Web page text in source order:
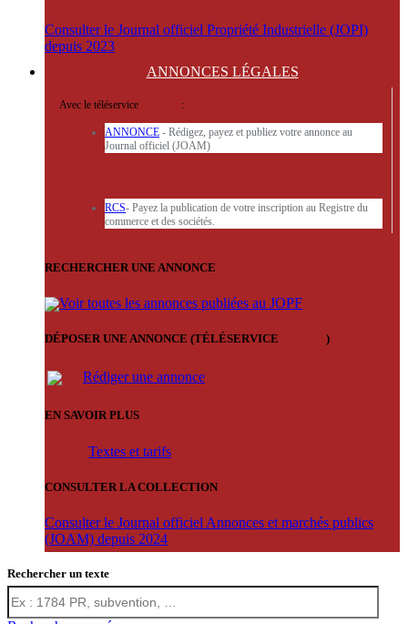
Consulter le Journal officiel Propriété Industrielle (JOPI)
depuis 2023
ANNONCES LÉGALES
Avec le téléservice :
ANNONCE - Rédigez, payez et publiez votre annonce au
Journal officiel (JOAM)
RCS- Payez la publication de votre inscription au Registre du
commerce et des sociétés.
RECHERCHER UNE ANNONCE
Voir toutes les annonces publiées au JOPF
DÉPOSER UNE ANNONCE (TÉLÉSERVICE )
Rédiger une annonce
EN SAVOIR PLUS
Textes et tarifs
CONSULTER LA COLLECTION
Consulter le Journal officiel Annonces et marchés publics
(JOAM) depuis 2024
Rechercher un texte